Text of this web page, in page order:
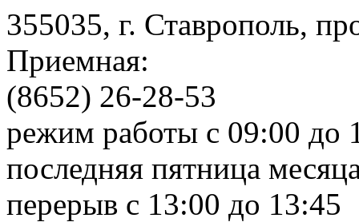
355035, г. Ставрополь,
Приемная:
(8652) 26-28-53
режим работы с 09:00 до
последняя пятница
перерыв с 13:00 до 13:45